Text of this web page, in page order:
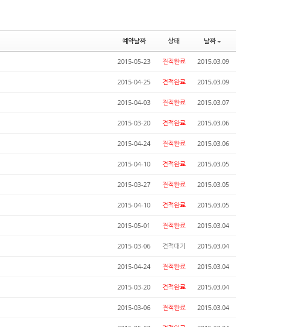
예약날짜 상태 날짜
2015-05-23 견적완료 2015.03.09
2015-04-25 견적완료 2015.03.09
2015-04-03 견적완료 2015.03.07
2015-03-20 견적완료 2015.03.06
2015-04-24 견적완료 2015.03.06
2015-04-10 견적완료 2015.03.05
2015-03-27 견적완료 2015.03.05
2015-04-10 견적완료 2015.03.05
2015-05-01 견적완료 2015.03.04
2015-03-06 견적대기 2015.03.04
2015-04-24 견적완료 2015.03.04
2015-03-20 견적완료 2015.03.04
2015-03-06 견적완료 2015.03.04